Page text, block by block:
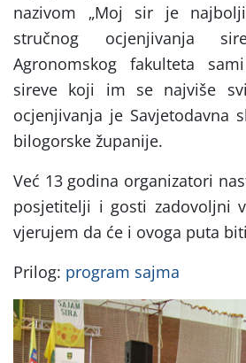
nazivom „Moj sir je
stručnog ocjenjivanja
Agronomskog fakulteta
sireve koji im se najviše
ocjenjivanja je Savjetodavna
bilogorske županije.
Već 13 godina organizatori
posjetitelji i gosti zadovoljni
vjerujem da će i ovoga puta
Prilog: program sajma